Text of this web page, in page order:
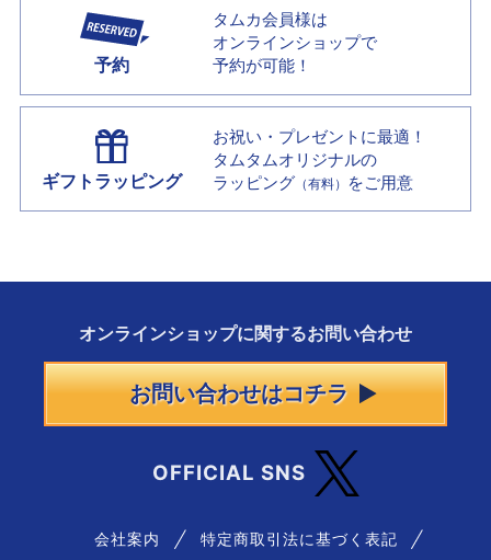
予約
タムカ会員様は
オンラインショップで
予約が可能！
ギフトラッピング
お祝い・プレゼントに最適！
タムタムオリジナルの
ラッピング （有料） をご用意
オンラインショップに関するお問い合わせ
お問い合わせはコチラ
OFFICIAL SNS
会社案内 特定商取引法に基づく表記